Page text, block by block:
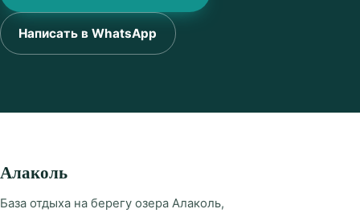
Написать в WhatsApp
Алаколь
База отдыха на берегу озера Алаколь,